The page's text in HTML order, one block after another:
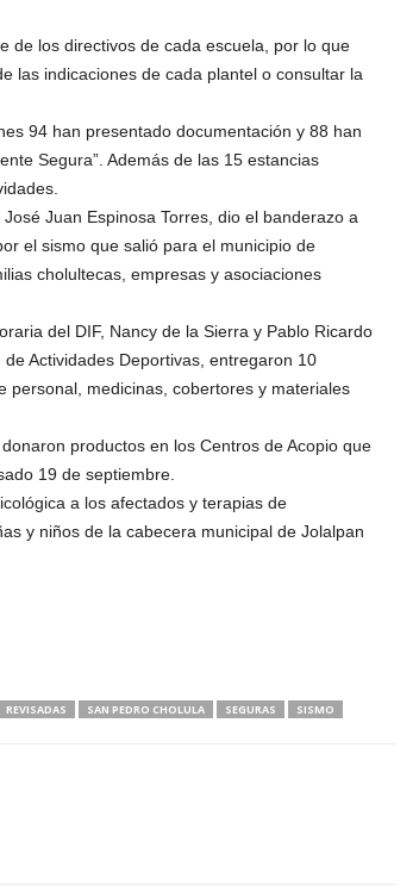
de los directivos de cada escuela, por lo que
las indicaciones de cada plantel o consultar la
94 han presentado documentación y 88 han
Segura”. Además de las 15 estancias
Juan Espinosa Torres, dio el banderazo a
el sismo que salió para el municipio de
cholultecas, empresas y asociaciones
del DIF, Nancy de la Sierra y Pablo Ricardo
Actividades Deportivas, entregaron 10
personal, medicinas, cobertores y materiales
productos en los Centros de Acopio que
19 de septiembre.
a los afectados y terapias de
y niños de la cabecera municipal de Jolalpan
REVISADAS SAN PEDRO CHOLULA SEGURAS SISMO